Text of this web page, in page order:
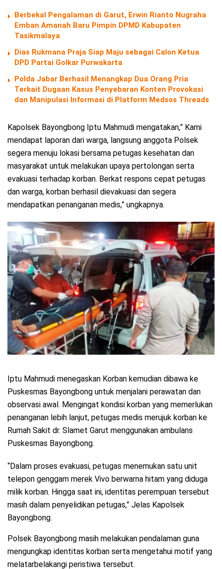
Berbekal Pengalaman di Garut, Erwin Rianto Nugraha
Emban Amanah Baru Pimpin DPMD Kabupaten
Tasikmalaya
Dias Rukmana Praja Siap Maju sebagai Calon Ketua
DPD Partai Golkar Purwakarta
Polda Jabar Berhasil Menangkap Dua Orang Pria
Terkait Dugaan Kasus Penyebaran Konten Provokasi
dan Manipulasi Informasi di Platform Medsos Threads
Kapolsek Bayongbong Iptu Mahmudi mengatakan,” Kami
mendapat laporan dari warga, langsung anggota Polsek
segera menuju lokasi bersama petugas kesehatan dan
masyarakat untuk melakukan upaya pertolongan serta
evakuasi terhadap korban. Berkat respons cepat petugas
dan warga, korban berhasil dievakuasi dan segera
mendapatkan penanganan medis,” ungkapnya.
Iptu Mahmudi menegaskan Korban kemudian dibawa ke
Puskesmas Bayongbong untuk menjalani perawatan dan
observasi awal. Mengingat kondisi korban yang memerlukan
penanganan lebih lanjut, petugas medis merujuk korban ke
Rumah Sakit dr. Slamet Garut menggunakan ambulans
Puskesmas Bayongbong.
“Dalam proses evakuasi, petugas menemukan satu unit
telepon genggam merek Vivo berwarna hitam yang diduga
milik korban. Hingga saat ini, identitas perempuan tersebut
masih dalam penyelidikan petugas,” Jelas Kapolsek
Bayongbong.
Polsek Bayongbong masih melakukan pendalaman guna
mengungkap identitas korban serta mengetahui motif yang
melatarbelakangi peristiwa tersebut.